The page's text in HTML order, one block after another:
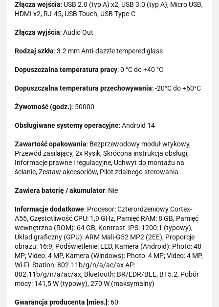
Złącza wejścia: USB 2.0 (typ A) x2, USB 3.0 (typ A), Micro USB,
HDMI x2, RJ-45, USB Touch, USB Type-C
Złącza wyjścia: Audio Out
Rodzaj szkła: 3.2 mm Anti-dazzle tempered glass
Dopuszczalna temperatura pracy: 0 °C do +40 °C
Dopuszczalna temperatura przechowywania: -20°C do +60°C
Żywotność (godz.): 50000
Obsługiwane systemy operacyjne: Android 14
Zawartość opakowania: Bezprzewodowy moduł wtykowy,
Przewód zasilający, 2x Rysik, Skrócona instrukcja obsługi,
Informacje prawne i regulacyjne, Uchwyt do montażu na
ścianie, Zestaw akcesoriów, Pilot zdalnego sterowania
Zawiera baterię / akumulator: Nie
Informacje dodatkowe: Procesor: Czterordzeniowy Cortex-
A55, Częstotliwość CPU: 1,9 GHz, Pamięć RAM: 8 GB, Pamięć
wewnętrzna (ROM): 64 GB, Kontrast: IPS: 1200:1 (typowy),
Układ graficzny (GPU): ARM Mali-G52 MP2 (2EE), Proporcje
obrazu: 16:9, Podświetlenie: LED, Kamera (Android): Photo: 48
MP; Video: 4 MP, Kamera (Windows): Photo: 4 MP; Video: 4 MP,
Wi-Fi: Station: 802.11b/g/n/a/ac/ax AP:
802.11b/g/n/a/ac/ax, Bluetooth: BR/EDR/BLE, BT5.2, Pobór
mocy: 141,5 W (typowy), 270 W (maksymalny)
Gwarancja producenta [mies.] : 60